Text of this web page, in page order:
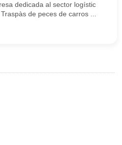
dedicada al sector logístic
de peces de carros ...